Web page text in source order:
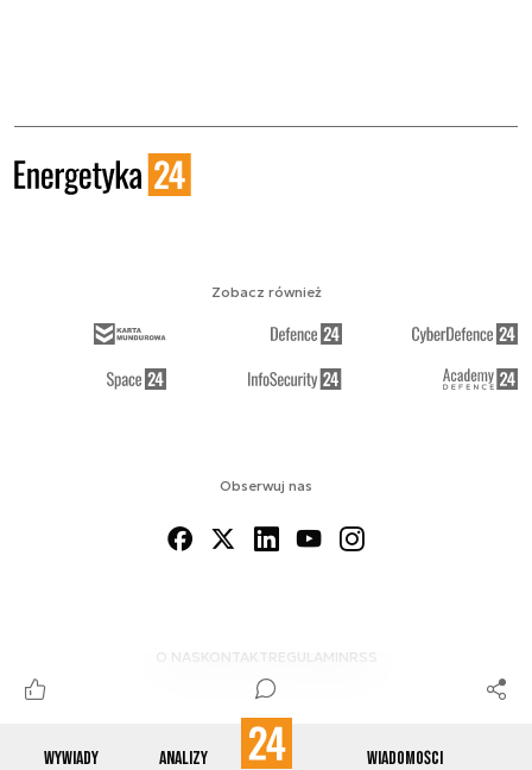
Wywiady Analizy Wiadomości
Obserwuj nas
O NAS KONTAKTREGULAMINRSS
Zobacz również
© 2012-2026 ENERGETYKA24